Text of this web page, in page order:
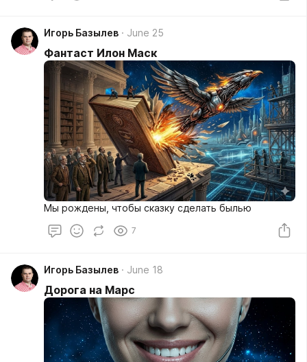
Игорь Базылев June 25
Фантаст Илон Маск
Мы рождены, чтобы сказку сделать былью
7
Игорь Базылев June 18
Дорога на Марс